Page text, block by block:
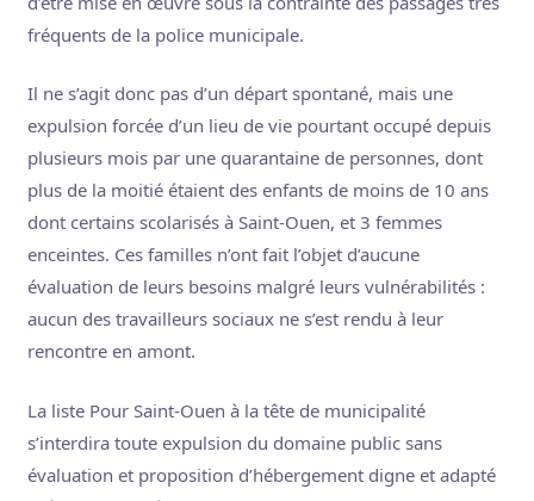
fréquents de la police municipale.
Il ne s’agit donc pas d’un départ spontané, mais une
expulsion forcée d’un lieu de vie pourtant occupé depuis
plusieurs mois par une quarantaine de personnes, dont
plus de la moitié étaient des enfants de moins de 10 ans
dont certains scolarisés à Saint-Ouen, et 3 femmes
enceintes. Ces familles n’ont fait l’objet d’aucune
évaluation de leurs besoins malgré leurs vulnérabilités :
aucun des travailleurs sociaux ne s’est rendu à leur
rencontre en amont.
La liste Pour Saint-Ouen à la tête de municipalité
s’interdira toute expulsion du domaine public sans
évaluation et proposition d’hébergement digne et adapté